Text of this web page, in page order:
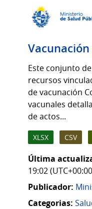
Este conjunto
recursos
de vacunación
vacunales
de actos...
XLSX CSV
Última
19:02
Publicador:
Categorias: